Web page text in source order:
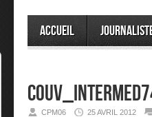
Accueil
CPM06 25 AVRIL 2012